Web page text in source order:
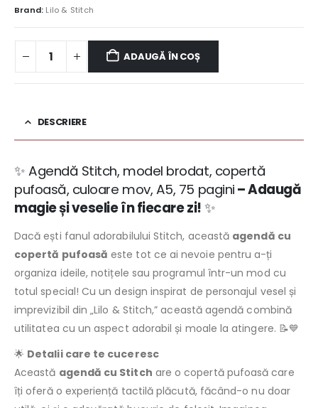
Brand: Lilo & Stitch
ADAUGĂ ÎN COȘ
DESCRIERE
✨ Agendă Stitch, model brodat, copertă
pufoasă, culoare mov, A5, 75 pagini – Adaugă
magie și veselie în fiecare zi! ✨
Dacă ești fanul adorabilului Stitch, această agendă cu
copertă pufoasă este tot ce ai nevoie pentru a-ți
organiza ideile, notițele sau programul într-un mod cu
totul special! Cu un design inspirat de personajul vesel și
imprevizibil din „Lilo & Stitch,” această agendă combină
utilitatea cu un aspect adorabil și moale la atingere. 📝💙
🌟 Detalii care te cuceresc
Această agendă cu Stitch are o copertă pufoasă care
îți oferă o experiență tactilă plăcută, făcând-o nu doar